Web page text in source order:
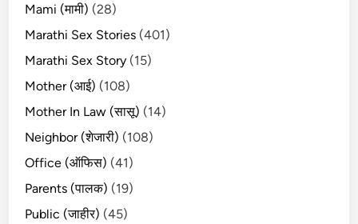
Mami (मामी) (28)
Marathi Sex Stories (401)
Marathi Sex Story (15)
Mother (आई) (108)
Mother In Law (सासू) (14)
Neighbor (शेजारी) (108)
Office (ऑफिस) (41)
Parents (पालक) (19)
Public (जाहीर) (45)